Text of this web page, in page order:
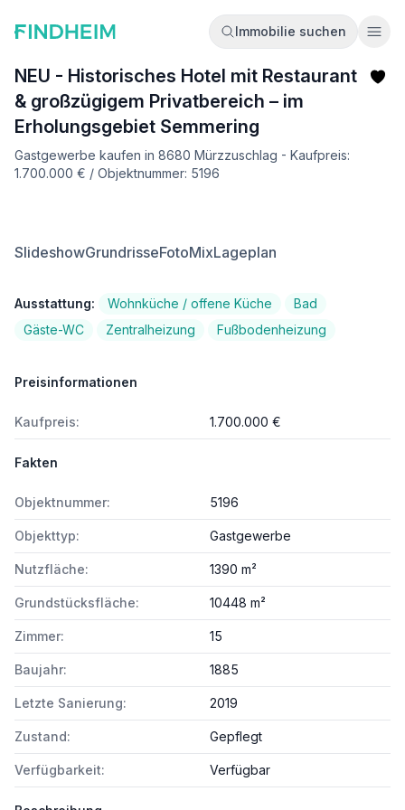
Immobilie suchen
NEU - Historisches Hotel mit Restaurant
& großzügigem Privatbereich – im
Erholungsgebiet Semmering
Gastgewerbe kaufen in 8680 Mürzzuschlag - Kaufpreis:
1.700.000 € / Objektnummer: 5196
SlideshowGrundrisseFotoMixLageplan
Ausstattung: Wohnküche / offene Küche
Bad
Gäste-WC
Zentralheizung Fußbodenheizung
Preisinformationen
Kaufpreis: 1.700.000 €
Fakten
Objektnummer: 5196
Objekttyp: Gastgewerbe
Nutzfläche: 1390 m²
Grundstücksfläche: 10448 m²
Zimmer: 15
Baujahr: 1885
Letzte Sanierung: 2019
Zustand: Gepflegt
Verfügbarkeit: Verfügbar